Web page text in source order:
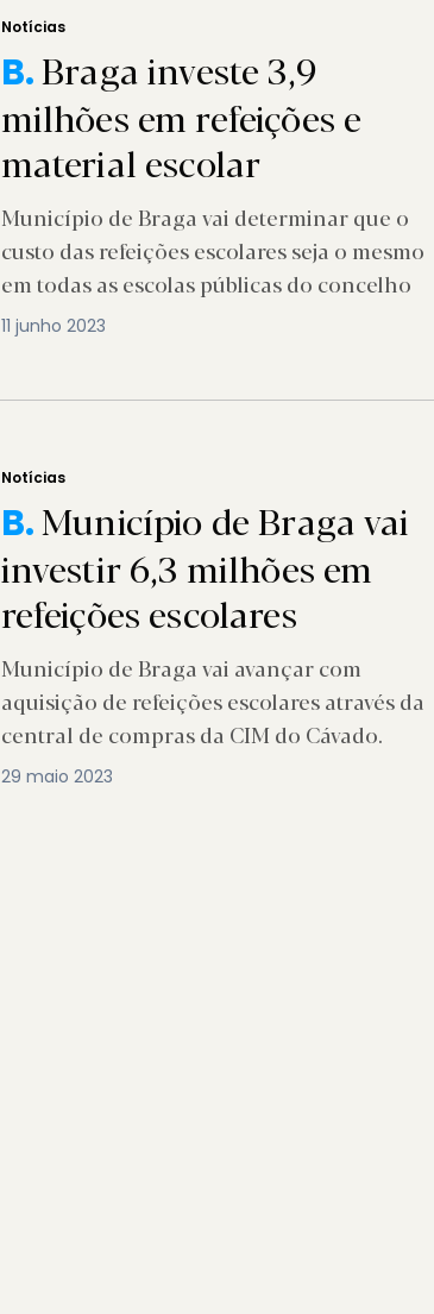
Notícias
B.Braga investe 3,9
milhões em refeições e
material escolar
Município de Braga vai determinar que o
custo das refeições escolares seja o mesmo
em todas as escolas públicas do concelho
11 junho 2023
Notícias
B.Município de Braga vai
investir 6,3 milhões em
refeições escolares
Município de Braga vai avançar com
aquisição de refeições escolares através da
central de compras da CIM do Cávado.
29 maio 2023